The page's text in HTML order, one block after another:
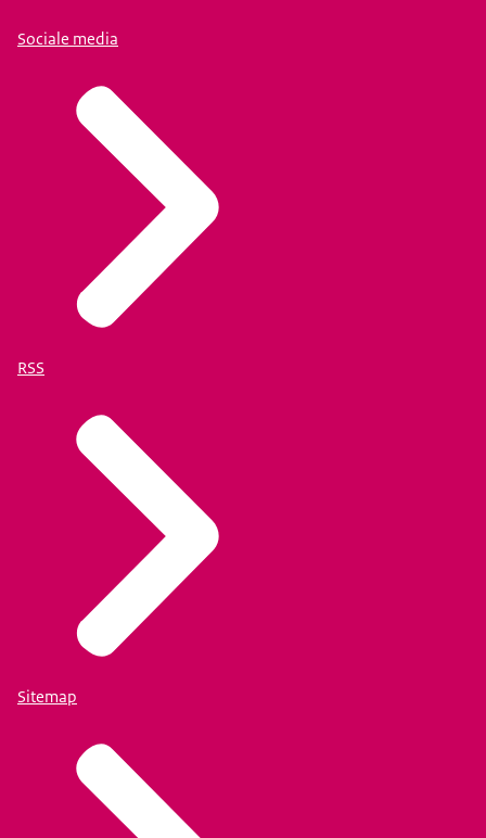
Sociale media
RSS
Sitemap